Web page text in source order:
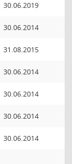
30.06.2019
30.06.2014
31.08.2015
30.06.2014
30.06.2014
30.06.2014
30.06.2014